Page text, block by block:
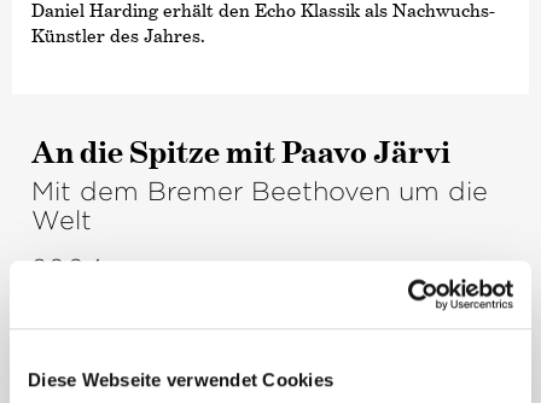
Diese Webseite verwendet Cookies
Daniel Harding erhält den Echo Klassik als Nachwuchs-
Künstler des Jahres.
An die Spitze mit Paavo Järvi
Mit dem Bremer Beethoven um die
Welt
2004
zusammengearbeitet hat, wird Künstlerischer Leiter. Mit